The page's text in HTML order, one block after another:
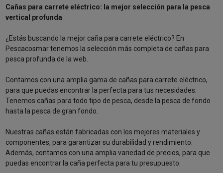
Cañas para carrete eléctrico: la mejor selección para la pesca
vertical profunda
¿Estás buscando la mejor caña para carrete eléctrico? En
Pescacosmar tenemos la selección más completa de cañas para
pesca profunda de la web.
Contamos con una amplia gama de cañas para carrete eléctrico,
para que puedas encontrar la perfecta para tus necesidades.
Tenemos cañas para todo tipo de pesca, desde la pesca de fondo
hasta la pesca de gran fondo.
Nuestras cañas están fabricadas con los mejores materiales y
componentes, para garantizar su durabilidad y rendimiento.
Además, contamos con una amplia variedad de precios, para que
puedas encontrar la caña perfecta para tu presupuesto.